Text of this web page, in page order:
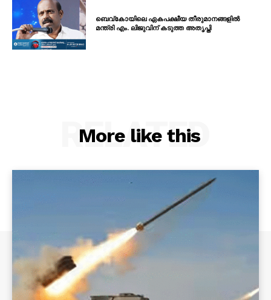
ബെവ്കോയിലെ ഏകപക്ഷീയ തീരുമാനങ്ങളിൽ
മന്ത്രി എം. ലിജുവിന് കടുത്ത അതൃപ്തി
More like this
RELATED